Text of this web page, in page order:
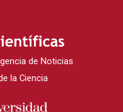
de Noticias
la Ciencia